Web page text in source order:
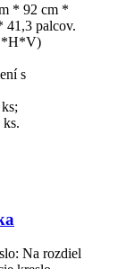
* 92 cm *
41,3 palcov.
s
Na rozdiel